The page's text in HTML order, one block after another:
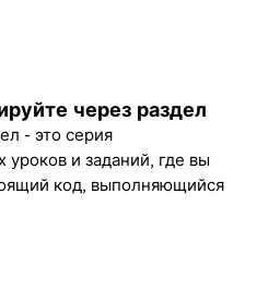
через раздел
- это серия
уроков и заданий, где вы
код, выполняющийся